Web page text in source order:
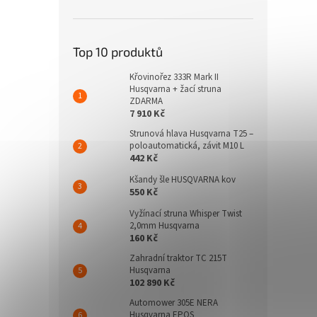
Top 10 produktů
Křovinořez 333R Mark II
Husqvarna + žací struna
ZDARMA
7 910 Kč
Strunová hlava Husqvarna T25 –
poloautomatická, závit M10 L
442 Kč
Kšandy šle HUSQVARNA kov
550 Kč
Vyžínací struna Whisper Twist
2,0mm Husqvarna
160 Kč
Zahradní traktor TC 215T
Husqvarna
102 890 Kč
Automower 305E NERA